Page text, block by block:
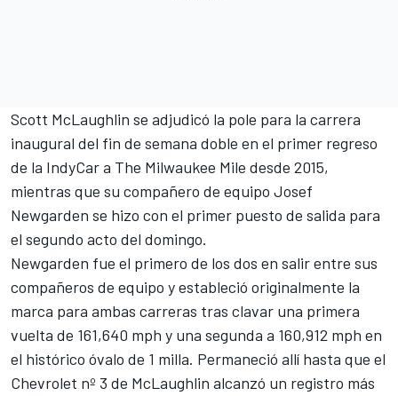
Scott McLaughlin se adjudicó la pole para la carrera
inaugural del fin de semana doble en el primer regreso
de la IndyCar a The Milwaukee Mile desde 2015,
mientras que su compañero de equipo Josef
Newgarden se hizo con el primer puesto de salida para
el segundo acto del domingo.
Newgarden fue el primero de los dos en salir entre sus
compañeros de equipo y estableció originalmente la
marca para ambas carreras tras clavar una primera
vuelta de 161,640 mph y una segunda a 160,912 mph en
el histórico óvalo de 1 milla. Permaneció allí hasta que el
Chevrolet nº 3 de McLaughlin alcanzó un registro más